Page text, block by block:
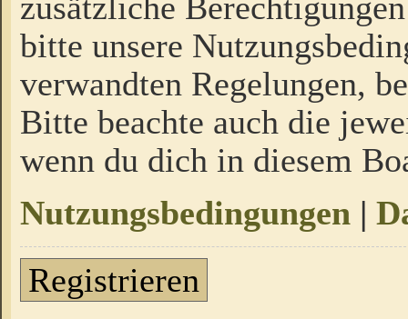
zusätzliche
bitte unsere
verwandten Regelungen,
Bitte beachte auch die
wenn du dich in diesem
Nutzungsbedingungen |
Registrieren